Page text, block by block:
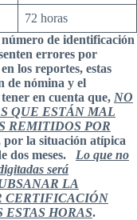
72 horas
de identificación
errores por
los reportes, estas
de nómina y el
en cuenta que, NO
QUE ESTÁN MAL
REMITIDOS POR
la situación atípica
dos meses. Lo que no
será
LA
CERTIFICACIÓN
HORAS.